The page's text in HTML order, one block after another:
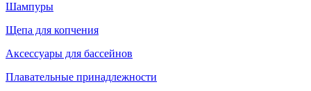
Шампуры
Щепа для копчения
Аксессуары для бассейнов
Плавательные принадлежности